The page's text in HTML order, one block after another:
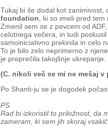
Tukaj bi še dodal kot
foundation , ki so imeli pred
Zmenil sem se z pevcem od
celotnega večera, in tudi
samoiniciativno prekinila in celo
To je bilo zelo neprimerno z
je preprečila takojšnje ukrepanje.
(C. nikoli več se mi ne mešaj v
Po Shanti-ju se je dogodek
PS
Rad bi izkoristil to priložnost, da
zameram, ki sem jih skoraj